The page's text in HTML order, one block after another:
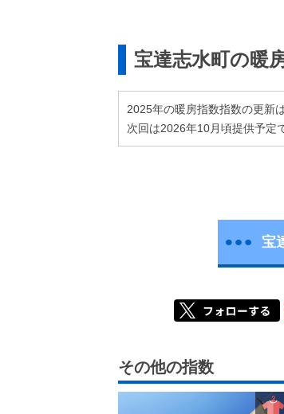
宝達志水町の暖
2025年の暖房指数指数の更新
次回は2026年10月頃提供予定
宝
その他の指数